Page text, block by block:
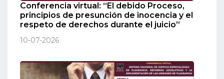
Conferencia virtual: “El debido Proceso,
principios de presunción de inocencia y el
respeto de derechos durante el juicio”
10-07-2026